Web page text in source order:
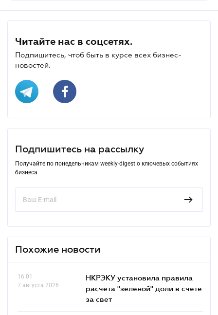
Читайте нас в соцсетях.
Подпишитесь, чтоб быть в курсе всех бизнес-
новостей.
Подпишитесь на рассылку
Получайте по понедельникам weekly-digest о ключевых событиях
бизнеса
Похожие новости
16.01
7 августа 2026
НКРЭКУ установила правила
расчета "зеленой" доли в счете
за свет